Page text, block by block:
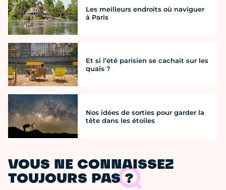
Les meilleurs endroits où naviguer
à Paris
Et si l’été parisien se cachait sur les
quais ?
Nos idées de sorties pour garder la
tête dans les étoiles
VOUS NE CONNAISSEZ
TOUJOURS PAS ?